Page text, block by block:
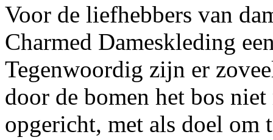
Voor de liefhebbers van
Charmed Dameskleding
Tegenwoordig zijn er
door de bomen het bos
opgericht, met als doel om